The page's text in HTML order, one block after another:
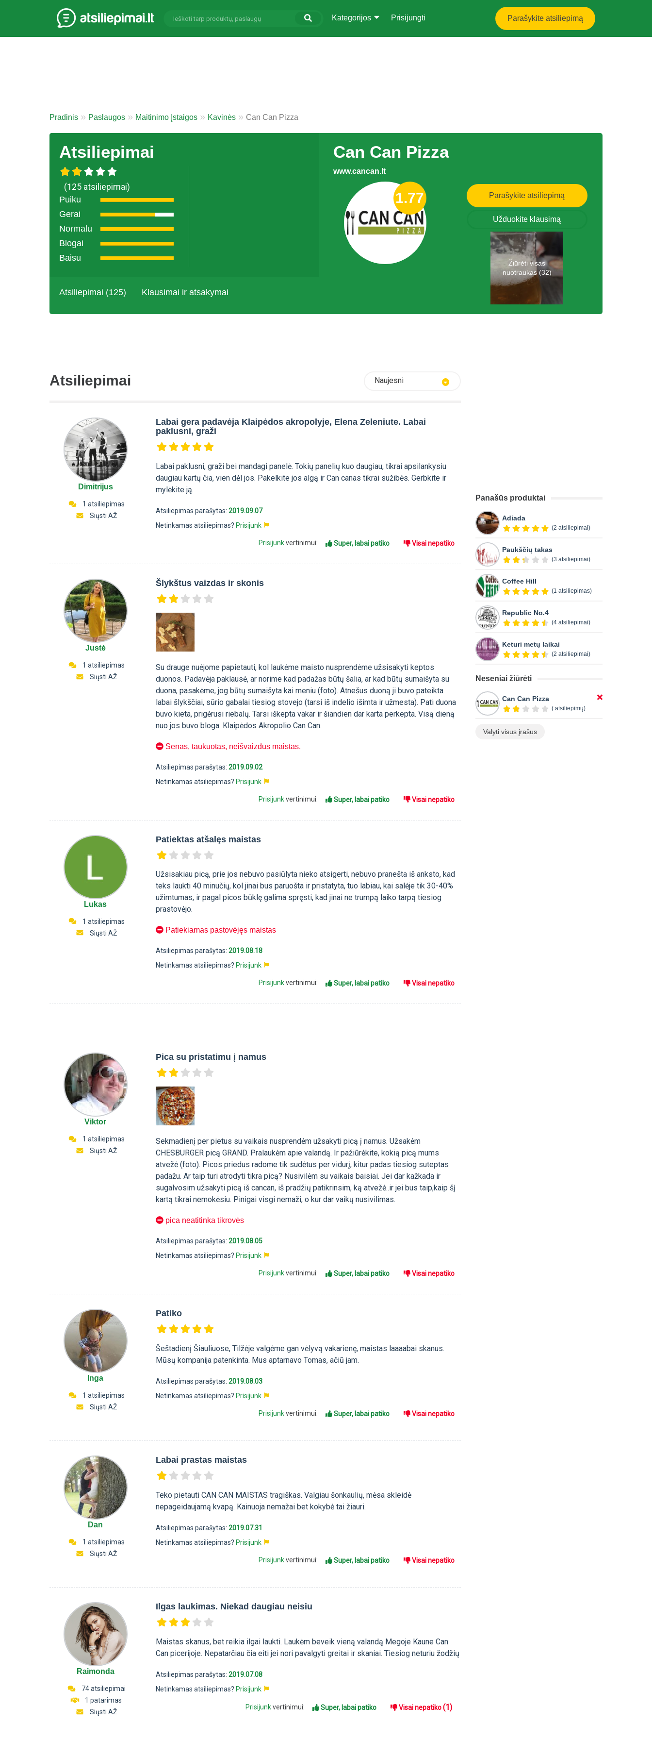
Parašykite atsiliepimą
Kategorijos Prisijungti
Pradinis Paslaugos Maitinimo Įstaigos Kavinės Can Can Pizza
Atsiliepimai
(125 atsiliepimai)
Puiku
Gerai
Normalu
Blogai
Baisu
Atsiliepimai (125) Klausimai ir atsakymai
Can Can Pizza
www.cancan.lt
1.77 Parašykite atsiliepimą
Užduokite klausimą
Žiūrėti visas
nuotraukas (32)
Atsiliepimai Naujesni
Dimitrijus
1 atsiliepimas
Siųsti AŽ
Labai gera padavėja Klaipėdos akropolyje, Elena Zeleniute. Labai
paklusni, graži
Labai paklusni, graži bei mandagi panelė. Tokių panelių kuo daugiau, tikrai apsilankysiu
daugiau kartų čia, vien dėl jos. Pakelkite jos algą ir Can canas tikrai sužibės. Gerbkite ir
mylėkite ją.
Atsiliepimas parašytas:2019.09.07
Netinkamas atsiliepimas? Prisijunk
Prisijunkvertinimui: Super, labai patiko Visai nepatiko
Justė
1 atsiliepimas
Siųsti AŽ
Šlykštus vaizdas ir skonis
Su drauge nuėjome papietauti, kol laukėme maisto nusprendėme užsisakyti keptos
duonos. Padavėja paklausė, ar norime kad padažas būtų šalia, ar kad būtų sumaišyta su
duona, pasakėme, jog būtų sumaišyta kai meniu (foto). Atnešus duoną ji buvo pateikta
labai šlykščiai, sūrio gabalai tiesiog stovejo (tarsi iš indelio išimta ir užmesta). Pati duona
buvo kieta, prigėrusi riebalų. Tarsi iškepta vakar ir šiandien dar karta perkepta. Visą dieną
nuo jos buvo bloga. Klaipėdos Akropolio Can Can.
Senas, taukuotas, neišvaizdus maistas.
Atsiliepimas parašytas:2019.09.02
Netinkamas atsiliepimas?Prisijunk
Prisijunkvertinimui: Super, labai patiko Visai nepatiko
Lukas
1 atsiliepimas
Siųsti AŽ
Patiektas atšalęs maistas
Užsisakiau picą, prie jos nebuvo pasiūlyta nieko atsigerti, nebuvo pranešta iš anksto, kad
teks laukti 40 minučių, kol jinai bus paruošta ir pristatyta, tuo labiau, kai salėje tik 30-40%
užimtumas, ir pagal picos būklę galima spręsti, kad jinai ne trumpą laiko tarpą tiesiog
prastovėjo.
Patiekiamas pastovėjęs maistas
Atsiliepimas parašytas:2019.08.18
Netinkamas atsiliepimas? Prisijunk
Prisijunkvertinimui: Super, labai patiko Visai nepatiko
Viktor
1 atsiliepimas
Siųsti AŽ
Pica su pristatimu į namus
Sekmadienį per pietus su vaikais nusprendėm užsakyti picą į namus. Užsakėm
CHESBURGER picą GRAND. Pralaukėm apie valandą. Ir pažiūrėkite, kokią picą mums
atvežė (foto). Picos priedus radome tik sudėtus per vidurį, kitur padas tiesiog suteptas
padažu. Ar taip turi atrodyti tikra picą? Nusivilėm su vaikais baisiai. Jei dar kažkada ir
sugalvosim užsakyti picą iš cancan, iš pradžių patikrinsim, ką atvežė..ir jei bus taip,kaip šį
kartą tikrai nemokėsiu. Pinigai visgi nemaži, o kur dar vaikų nusivilimas.
pica neatitinka tikrovės
Atsiliepimas parašytas:2019.08.05
Netinkamas atsiliepimas? Prisijunk
Prisijunkvertinimui: Super, labai patiko Visai nepatiko
Inga
1 atsiliepimas
Siųsti AŽ
Patiko
Šeštadienį Šiauliuose, Tilžėje valgėme gan vėlyvą vakarienę, maistas laaaabai skanus.
Mūsų kompanija patenkinta. Mus aptarnavo Tomas, ačiū jam.
Atsiliepimas parašytas:2019.08.03
Netinkamas atsiliepimas? Prisijunk
Prisijunkvertinimui: Super, labai patiko Visai nepatiko
Dan
1 atsiliepimas
Siųsti AŽ
Labai prastas maistas
Teko pietauti CAN CAN MAISTAS tragiškas. Valgiau šonkaulių, mėsa skleidė
nepageidaujamą kvapą. Kainuoja nemažai bet kokybė tai žiauri.
Atsiliepimas parašytas:2019.07.31
Netinkamas atsiliepimas? Prisijunk
Prisijunkvertinimui: Super, labai patiko Visai nepatiko
Raimonda
74 atsiliepimai
1 patarimas
Siųsti AŽ
Ilgas laukimas. Niekad daugiau neisiu
Maistas skanus, bet reikia ilgai laukti. Laukėm beveik vieną valandą Megoje Kaune Can
Can picerijoje. Nepatarčiau čia eiti jei nori pavalgyti greitai ir skaniai. Tiesiog neturiu žodžių
Atsiliepimas parašytas:2019.07.08
Netinkamas atsiliepimas? Prisijunk
Prisijunkvertinimui: Super, labai patiko Visai nepatiko(1)
Panašūs produktai
Adiada
(2 atsiliepimai)
Paukščių takas
(3 atsiliepimai)
Coffee Hill
(1 atsiliepimas)
Republic No.4
(4 atsiliepimai)
Keturi metų laikai
(2 atsiliepimai)
Neseniai žiūrėti
Can Can Pizza
( atsiliepimų)
Valyti visus įrašus